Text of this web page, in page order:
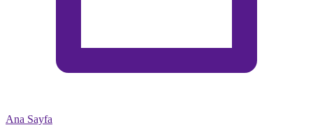
Ana Sayfa